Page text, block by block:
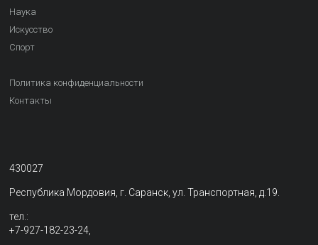
Наука
Искусство
Спорт
Политика конфиденциальности
Контакты
430027
Республика Мордовия, г. Саранск, ул. Транспортная, д.19.
тел.:
+7-927-182-23-24,